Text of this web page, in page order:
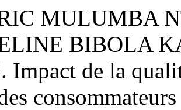
MULUMBA
BIBOLA
Impact de la